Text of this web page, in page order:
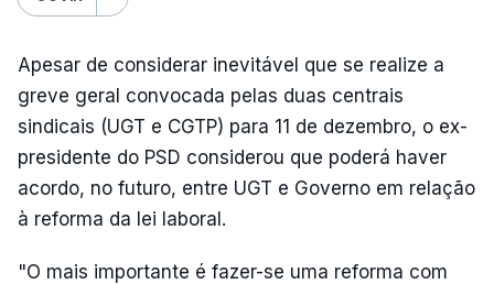
Apesar de considerar inevitável que se realize a
greve geral convocada pelas duas centrais
sindicais (UGT e CGTP) para 11 de dezembro, o ex-
presidente do PSD considerou que poderá haver
acordo, no futuro, entre UGT e Governo em relação
à reforma da lei laboral.
"O mais importante é fazer-se uma reforma com